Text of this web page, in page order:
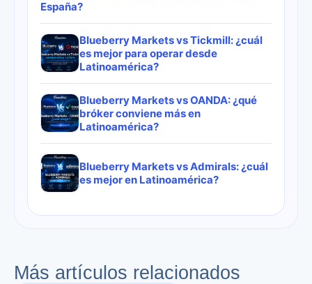
España?
Blueberry Markets vs Tickmill: ¿cuál
es mejor para operar desde
Latinoamérica?
Blueberry Markets vs OANDA: ¿qué
bróker conviene más en
Latinoamérica?
Blueberry Markets vs Admirals: ¿cuál
es mejor en Latinoamérica?
Más artículos relacionados